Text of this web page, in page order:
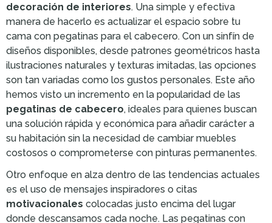
decoración de interiores. Una simple y efectiva
manera de hacerlo es actualizar el espacio sobre tu
cama con pegatinas para el cabecero. Con un sinfín de
diseños disponibles, desde patrones geométricos hasta
ilustraciones naturales y texturas imitadas, las opciones
son tan variadas como los gustos personales. Este año
hemos visto un incremento en la popularidad de las
pegatinas de cabecero, ideales para quienes buscan
una solución rápida y económica para añadir carácter a
su habitación sin la necesidad de cambiar muebles
costosos o comprometerse con pinturas permanentes.
Otro enfoque en alza dentro de las tendencias actuales
es el uso de mensajes inspiradores o citas
motivacionales colocadas justo encima del lugar
donde descansamos cada noche. Las pegatinas con